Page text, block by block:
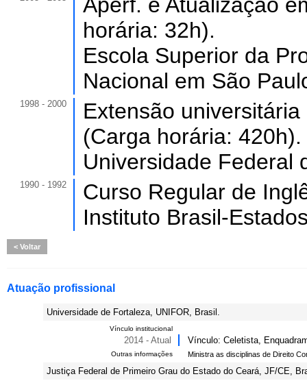
horária: 32h).
Escola Superior da
Nacional em São
1998 - 2000
Extensão
(Carga horária: 420h).
Universidade Federal
1990 - 1992
Curso Regular de
Instituto Brasil-
Voltar
Atuação profissional
Universidade de Fortaleza, UNIFOR, Brasil.
Vínculo institucional
2014 - Atual Vínculo: Celetista,
Outras informações Ministra as disciplinas de Direito
Justiça Federal de Primeiro Grau do Estado do Ceará, JF/CE,